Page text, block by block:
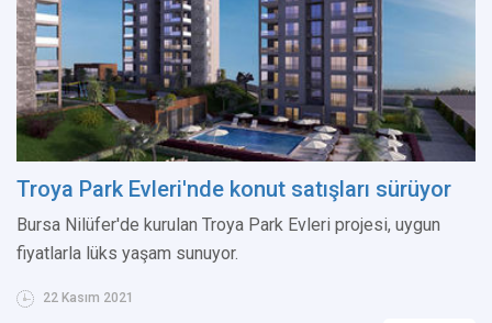
Troya Park Evleri'nde konut satışları sürüyor
Bursa Nilüfer'de kurulan Troya Park Evleri projesi, uygun
fiyatlarla lüks yaşam sunuyor.
22 Kasım 2021